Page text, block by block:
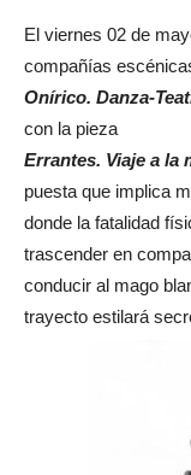
El viernes 02 de
compañías
Onírico. Danza-
con la pieza
Errantes. Viaje a la
puesta que implica
donde la fatalidad
trascender en
conducir al mago
trayecto estilará